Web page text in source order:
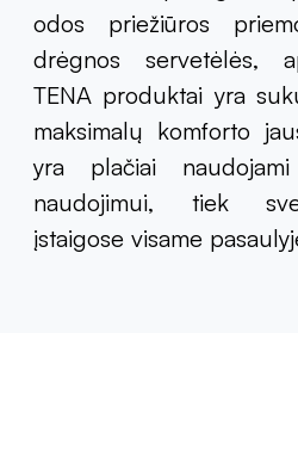
odos priežiūros
drėgnos servetėlės,
TENA produktai yra
maksimalų komforto
yra plačiai
naudojimui, tiek
įstaigose visame